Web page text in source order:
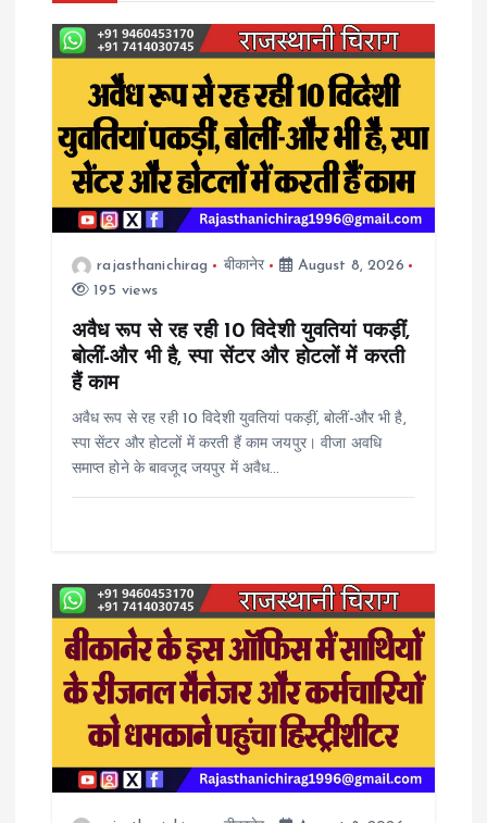
v
g
a
rajasthanichirag बीकानेर
August 8, 2026
195 views
अवैध रूप से रह रही 10 विदेशी युवतियां पकड़ीं,
बोलीं-और भी है, स्पा सेंटर और होटलों में करती
हैं काम
अवैध रूप से रह रही 10 विदेशी युवतियां पकड़ीं, बोलीं-और भी है,
स्पा सेंटर और होटलों में करती हैं काम जयपुर। वीजा अवधि
समाप्त होने के बावजूद जयपुर में अवैध…